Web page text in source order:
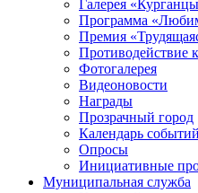
Галерея
Программа
Премия
Противодействие
Фотогалерея
Видеоновости
Награды
Прозрачный город
Календарь событий
Опросы
Инициативные
Муниципальная служба